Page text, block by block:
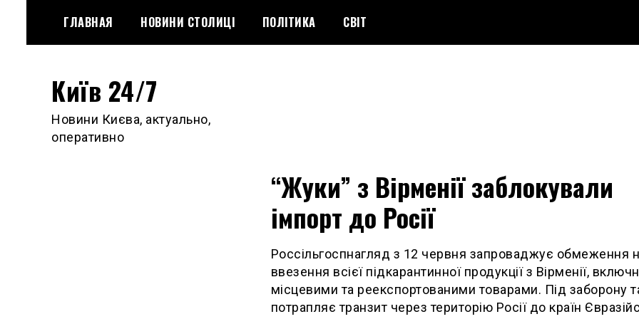
content
ГЛАВНАЯ НОВИНИ СТОЛИЦІ ПОЛІТИКА СВІТ
Київ 24/7
Новини Києва, актуально,
оперативно
“Жуки” з Вірменії заблокували
імпорт до Росії
Россільгоспнагляд з 12 червня запроваджує обмеження
ввезення всієї підкарантинної продукції з Вірменії,
місцевими та реекспортованими товарами. Під заборону
потрапляє транзит через територію Росії до країн